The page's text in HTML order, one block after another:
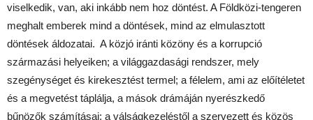
viselkedik, van, aki inkább nem hoz döntést. A Földközi-tengeren
meghalt emberek mind a döntések, mind az elmulasztott
döntések áldozatai. A közjó iránti közöny és a korrupció
származási helyeiken; a világgazdasági rendszer, mely
szegénységet és kirekesztést termel; a félelem, ami az előítéletet
és a megvetést táplálja, a mások drámáján nyerészkedő
bűnözők számításai; a válságkezeléstől a szervezett és közös